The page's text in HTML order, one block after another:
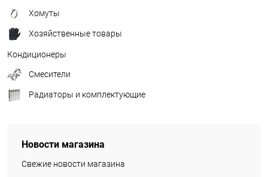
Хомуты
Хозяйственные товары
Кондиционеры
Смесители
Радиаторы и комплектующие
Новости магазина
Свежие новости магазина